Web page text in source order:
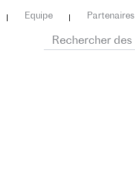
Equipe Partenaires